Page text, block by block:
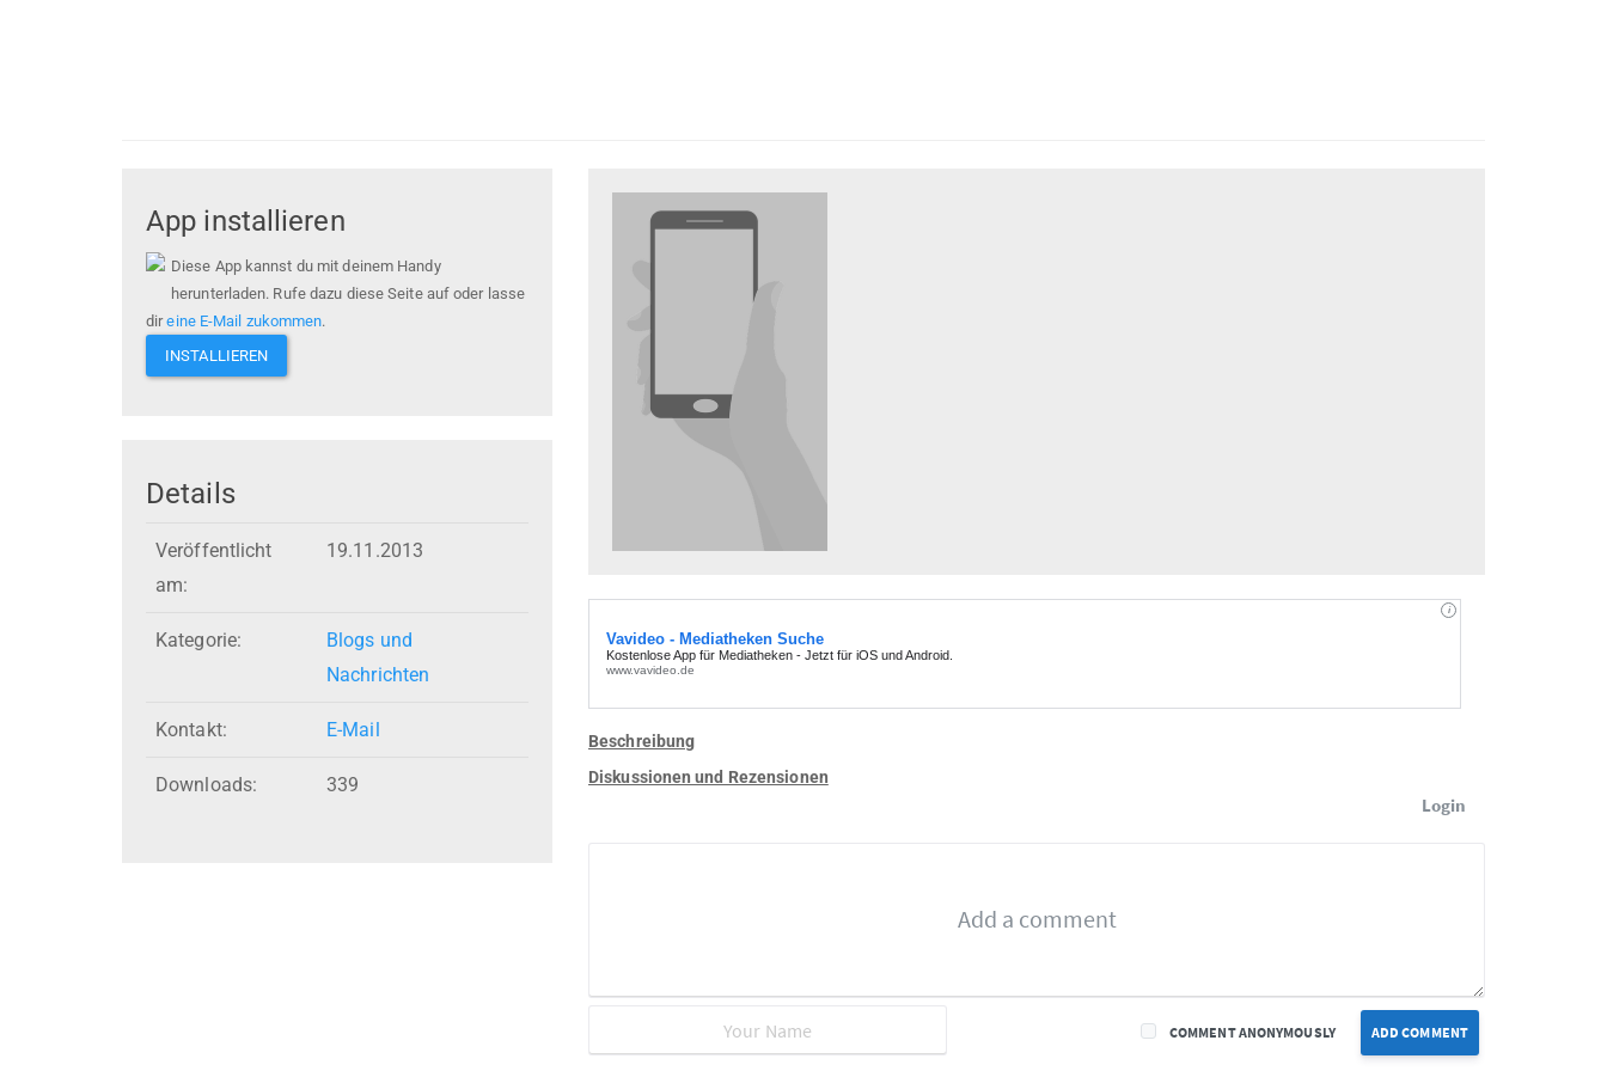
App installieren
Diese App kannst du mit deinem Handy
herunterladen. Rufe dazu diese Seite auf oder lasse
direine E-Mail zukommen.
INSTALLIEREN
Details
Veröffentlicht
am:
19.11.2013
Kategorie:
Blogs und
Nachrichten
Kontakt: E-Mail
Downloads: 339
Beschreibung
Diskussionen und Rezensionen
Login
ADD COMMENT
COMMENT ANONYMOUSLY